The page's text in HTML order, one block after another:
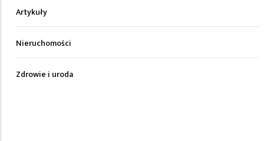
Artykuły
Nieruchomości
Zdrowie i uroda